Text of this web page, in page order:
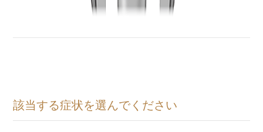
該当する症状を選んでください